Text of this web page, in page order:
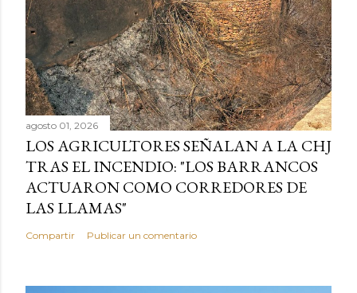
agosto 01, 2026
LOS AGRICULTORES SEÑALAN A LA CHJ
TRAS EL INCENDIO: "LOS BARRANCOS
ACTUARON COMO CORREDORES DE
LAS LLAMAS"
Compartir Publicar un comentario